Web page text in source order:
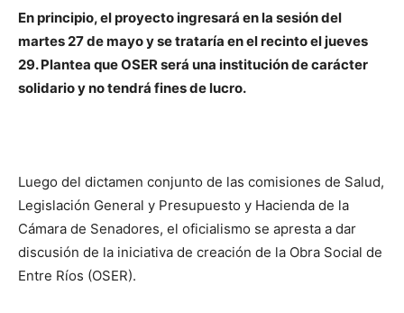
En principio, el proyecto ingresará en la sesión del
martes 27 de mayo y se trataría en el recinto el jueves
29. Plantea que OSER será una institución de carácter
solidario y no tendrá fines de lucro.
Luego del dictamen conjunto de las comisiones de Salud,
Legislación General y Presupuesto y Hacienda de la
Cámara de Senadores, el oficialismo se apresta a dar
discusión de la iniciativa de creación de la Obra Social de
Entre Ríos (OSER).